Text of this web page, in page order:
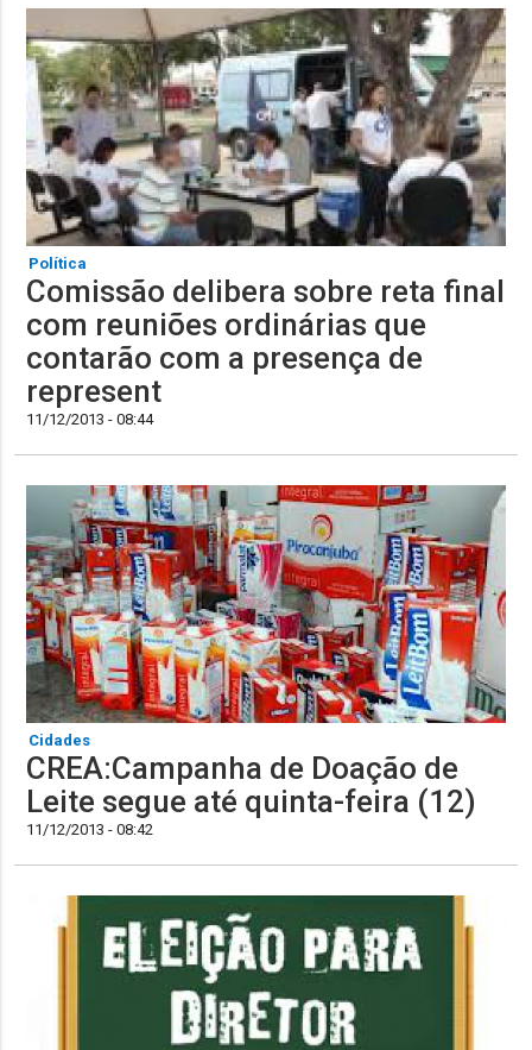
Política
Comissão delibera sobre reta final
com reuniões ordinárias que
contarão com a presença de
represent
11/12/2013 - 08:44
Cidades
CREA:Campanha de Doação de
Leite segue até quinta-feira (12)
11/12/2013 - 08:42